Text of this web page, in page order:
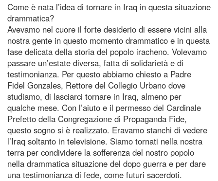
Come è nata l’idea di tornare in Iraq in questa situazione
drammatica?
Avevamo nel cuore il forte desiderio di essere vicini alla
nostra gente in questo momento drammatico e in questa
fase delicata della storia del popolo iracheno. Volevamo
passare un’estate diversa, fatta di solidarietà e di
testimonianza. Per questo abbiamo chiesto a Padre
Fidel Gonzales, Rettore del Collegio Urbano dove
studiamo, di lasciarci tornare in Iraq, almeno per
qualche mese. Con l’aiuto e il permesso del Cardinale
Prefetto della Congregazione di Propaganda Fide,
questo sogno si è realizzato. Eravamo stanchi di vedere
l’Iraq soltanto in televisione. Siamo tornati nella nostra
terra per condividere la sofferenza del nostro popolo
nella drammatica situazione del dopo guerra e per dare
una testimonianza di fede, come futuri sacerdoti.